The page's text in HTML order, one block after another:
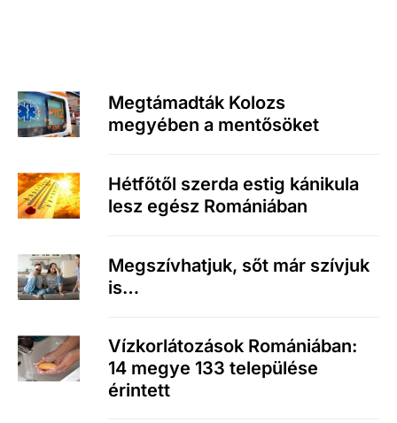
Megtámadták Kolozs
megyében a mentősöket
Hétfőtől szerda estig kánikula
lesz egész Romániában
Megszívhatjuk, sőt már szívjuk
is…
Vízkorlátozások Romániában:
14 megye 133 települése
érintett